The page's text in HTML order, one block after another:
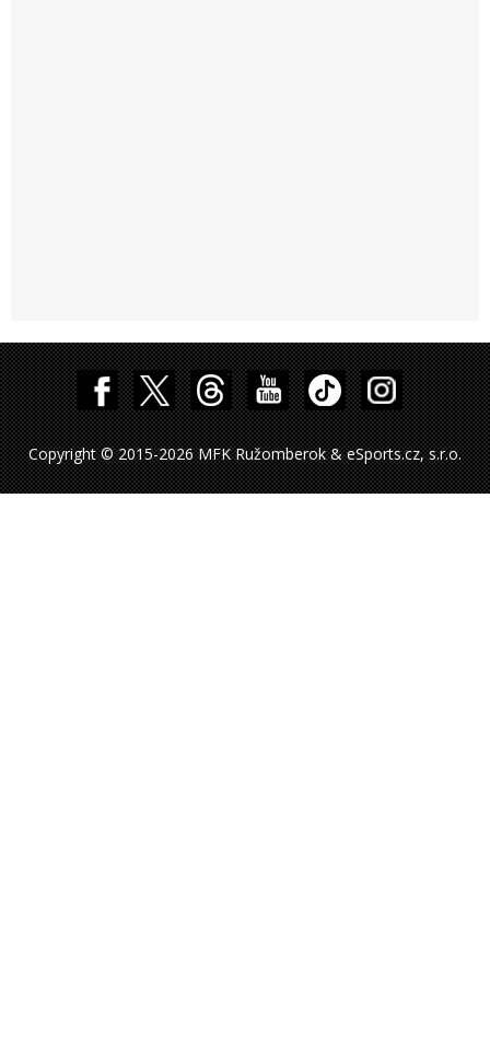
Copyright © 2015-2026 MFK Ružomberok & eSports.cz, s.r.o.